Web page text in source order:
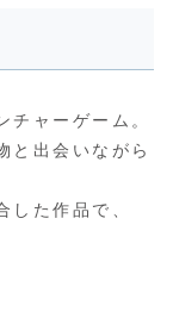
チャーゲーム。
と出会いながら
した作品で、